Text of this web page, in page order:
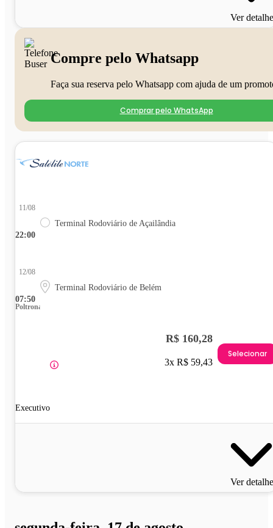
Ver
Compre pelo Whatsapp
Faça sua reserva pelo Whatsapp com ajuda de um
Comprar pelo WhatsApp
22:00
11/08
Terminal Rodoviário de Açailândia
07:50
12/08
Terminal Rodoviário de Belém
Poltrona
Executivo
R$ 160,28
3x R$ 59,43
Selecionar
Ver